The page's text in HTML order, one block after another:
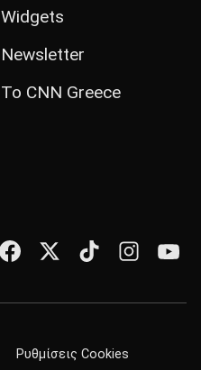
Widgets
Newsletter
Το CNN Greece
Ρυθμίσεις Cookies